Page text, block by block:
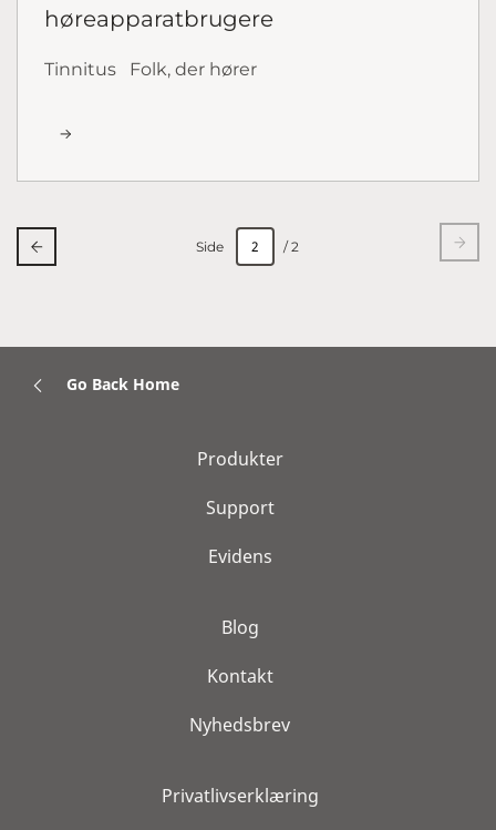
høreapparatbrugere
Tinnitus Folk, der hører
Side / 2
Go Back Home
Produkter
Support
Evidens
Blog
Kontakt
Nyhedsbrev
Privatlivserklæring